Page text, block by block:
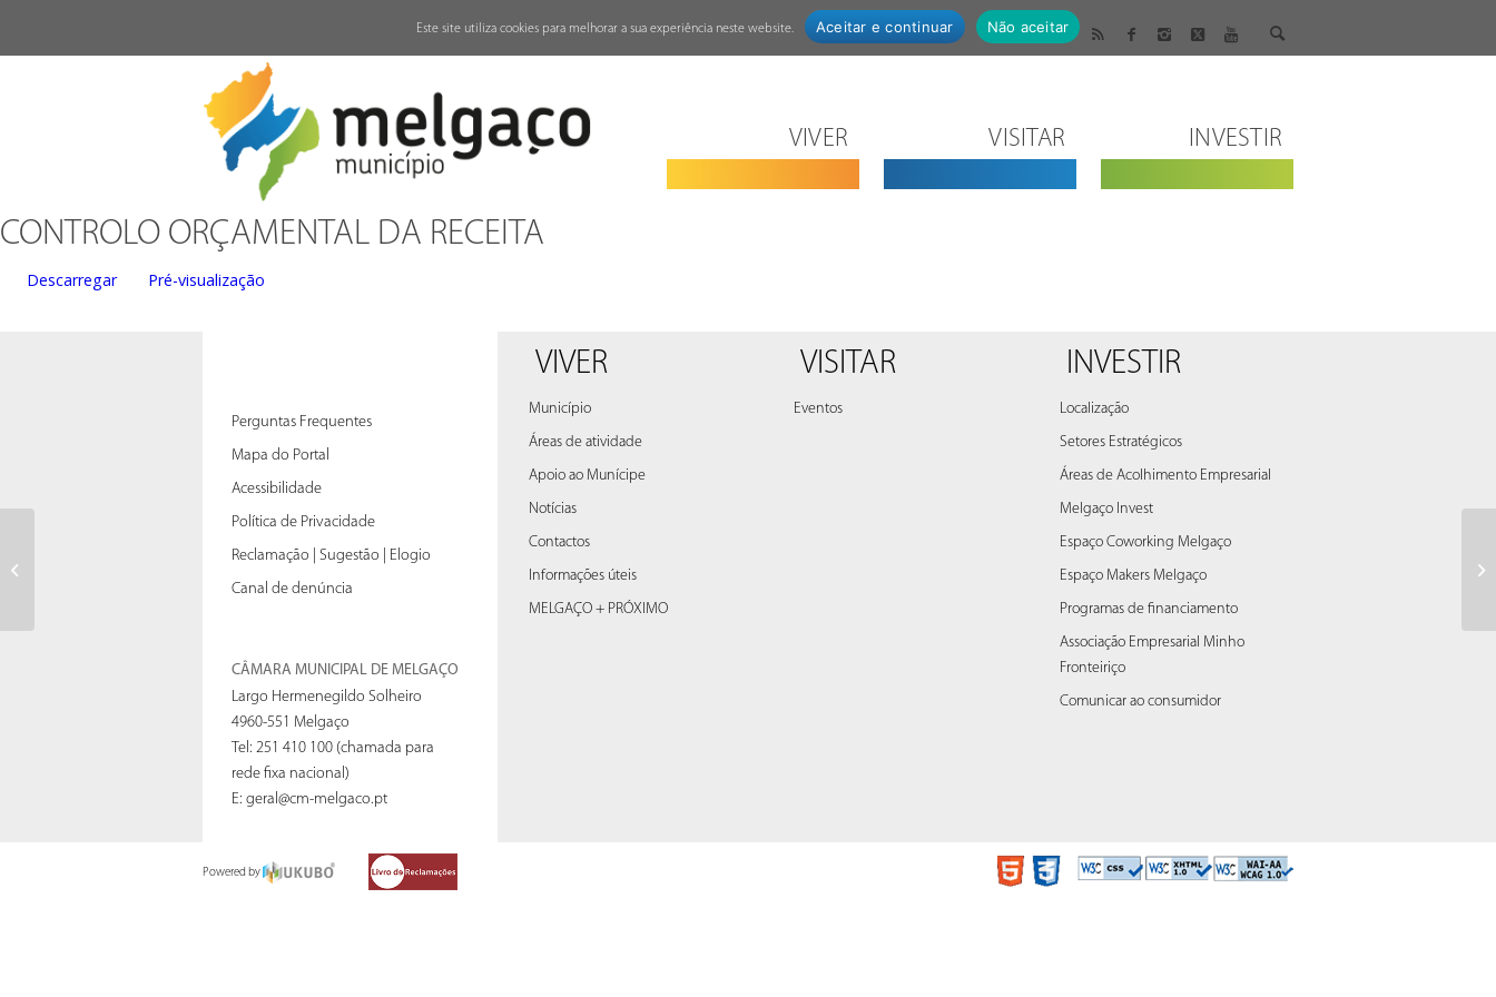
VIVER VISITAR INVESTIR
CONTROLO ORÇAMENTAL DA RECEITA
Descarregar Pré-visualização
Perguntas Frequentes
Mapa do Portal
Acessibilidade
Política de Privacidade
Reclamação | Sugestão | Elogio
Canal de denúncia
CÂMARA MUNICIPAL DE MELGAÇO
Largo Hermenegildo Solheiro
4960-551 Melgaço
Tel: 251 410 100 (chamada para
rede fixa nacional)
E:geral@cm-melgaco.pt
VIVER
Município
Áreas de atividade
Apoio ao Munícipe
Notícias
Contactos
Informações úteis
MELGAÇO + PRÓXIMO
VISITAR
Eventos
INVESTIR
Localização
Setores Estratégicos
Áreas de Acolhimento Empresarial
Melgaço Invest
Espaço Coworking Melgaço
Espaço Makers Melgaço
Programas de financiamento
Associação Empresarial Minho
Fronteiriço
Comunicar ao consumidor
Powered by
Este site utiliza cookies para melhorar a sua experiência neste website. Aceitar e continuar Não aceitar